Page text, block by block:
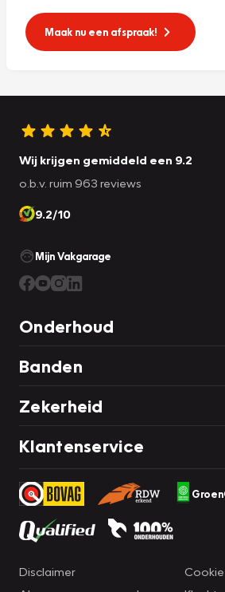
Maak nu een afspraak!
Wij krijgen gemiddeld een 9.2
o.b.v. ruim 963 reviews
9.2/10
Mijn Vakgarage
Onderhoud
Banden
Zekerheid
Klantenservice
Disclaimer